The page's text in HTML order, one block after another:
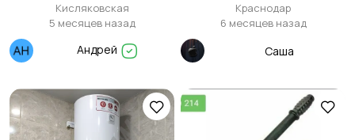
Кисляковская
5 месяцев назад
Андрей
Краснодар
6 месяцев назад
Саша